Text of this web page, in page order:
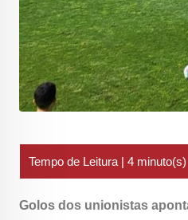
Golos dos unionistas